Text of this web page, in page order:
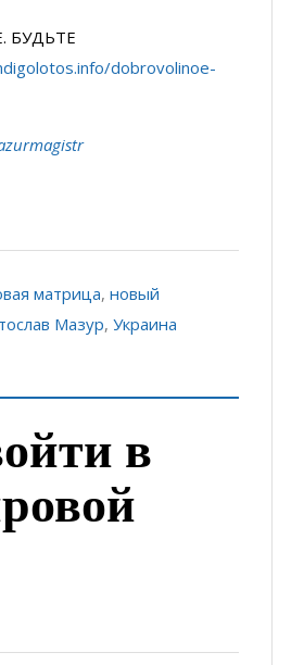
БУДЬТЕ
dobrovolinoe-
матрица, новый
Мазур, Украина
в